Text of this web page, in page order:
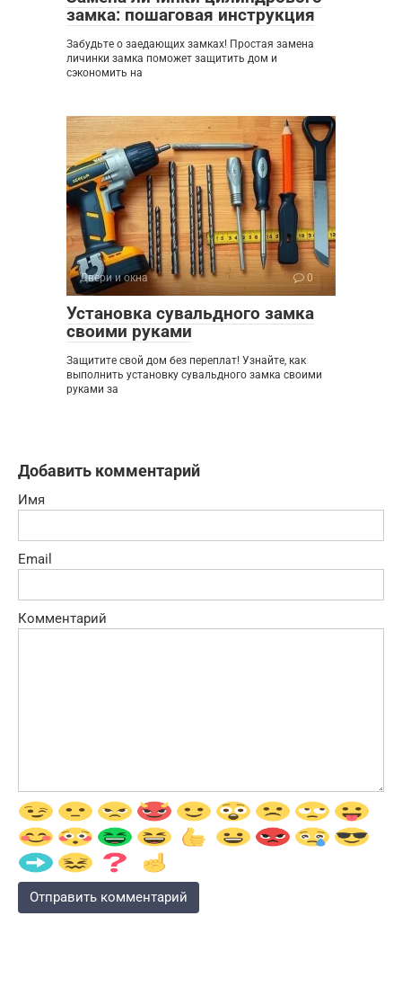
замка: пошаговая инструкция
Забудьте о заедающих замках! Простая замена
личинки замка поможет защитить дом и
сэкономить на
Двери и окна 0
Установка сувальдного замка
своими руками
Защитите свой дом без переплат! Узнайте, как
выполнить установку сувальдного замка своими
руками за
Добавить комментарий
Имя
Email
Комментарий